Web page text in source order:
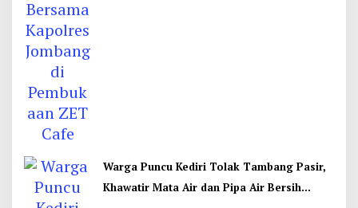
Warga Puncu Kediri Tolak Tambang Pasir,
Khawatir Mata Air dan Pipa Air Bersih